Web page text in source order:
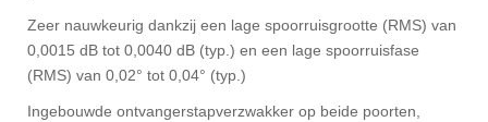
Zeer nauwkeurig dankzij een lage spoorruisgrootte (RMS) van
0,0015 dB tot 0,0040 dB (typ.) en een lage spoorruisfase
(RMS) van 0,02° tot 0,04° (typ.)
Ingebouwde ontvangerstapverzwakker op beide poorten,